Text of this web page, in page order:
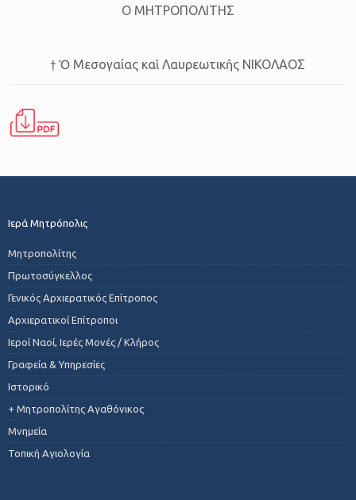
Ο ΜΗΤΡΟΠΟΛΙΤΗΣ
† Ὁ Μεσογαίας καὶ Λαυρεωτικῆς ΝΙΚΟΛΑΟΣ
Ιερά Μητρόπολις
Μητροπολίτης
Πρωτοσύγκελλος
Γενικός Αρχιερατικός Επίτροπος
Αρχιερατικοί Επίτροποι
Ιεροί Ναοί, Ιερές Μονές / Κλήρος
Γραφεία & Υπηρεσίες
Ιστορικό
+ Μητροπολίτης Αγαθόνικος
Μνημεία
Τοπική Αγιολογία